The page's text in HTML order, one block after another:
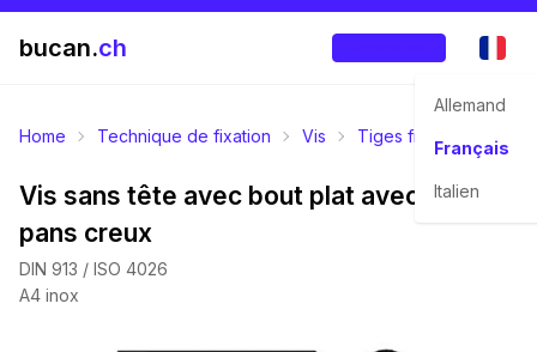
bucan.ch
Allemand
Français
Italien
Home Technique de fixation Vis Tiges filetées
Vis sans tête avec bout plat avec six
pans creux
DIN 913 / ISO 4026
A4 inox